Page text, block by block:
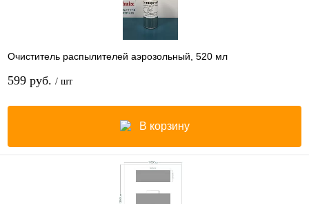
Очиститель распылителей аэрозольный, 520 мл
599 руб. / шт
В корзину